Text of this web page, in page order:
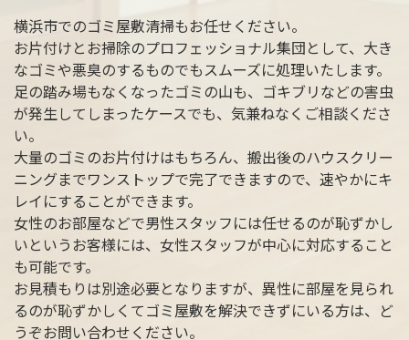
横浜市でのゴミ屋敷清掃もお任せください。
お片付けとお掃除のプロフェッショナル集団として、大き
なゴミや悪臭のするものでもスムーズに処理いたします。
足の踏み場もなくなったゴミの山も、ゴキブリなどの害虫
が発生してしまったケースでも、気兼ねなくご相談くださ
い。
大量のゴミのお片付けはもちろん、搬出後のハウスクリー
ニングまでワンストップで完了できますので、速やかにキ
レイにすることができます。
女性のお部屋などで男性スタッフには任せるのが恥ずかし
いというお客様には、女性スタッフが中心に対応すること
も可能です。
お見積もりは別途必要となりますが、異性に部屋を見られ
るのが恥ずかしくてゴミ屋敷を解決できずにいる方は、ど
うぞお問い合わせください。